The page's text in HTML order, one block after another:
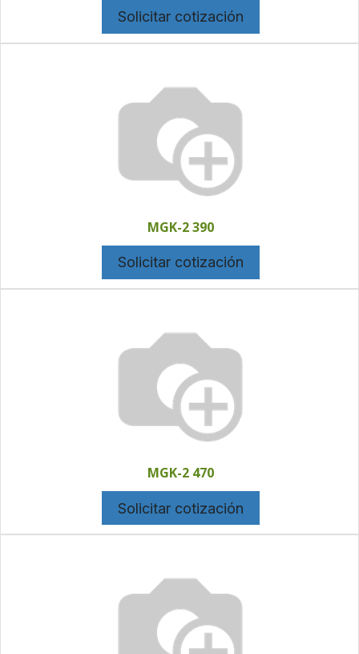
Solicitar cotización
MGK-2 390
Solicitar cotización
MGK-2 470
Solicitar cotización